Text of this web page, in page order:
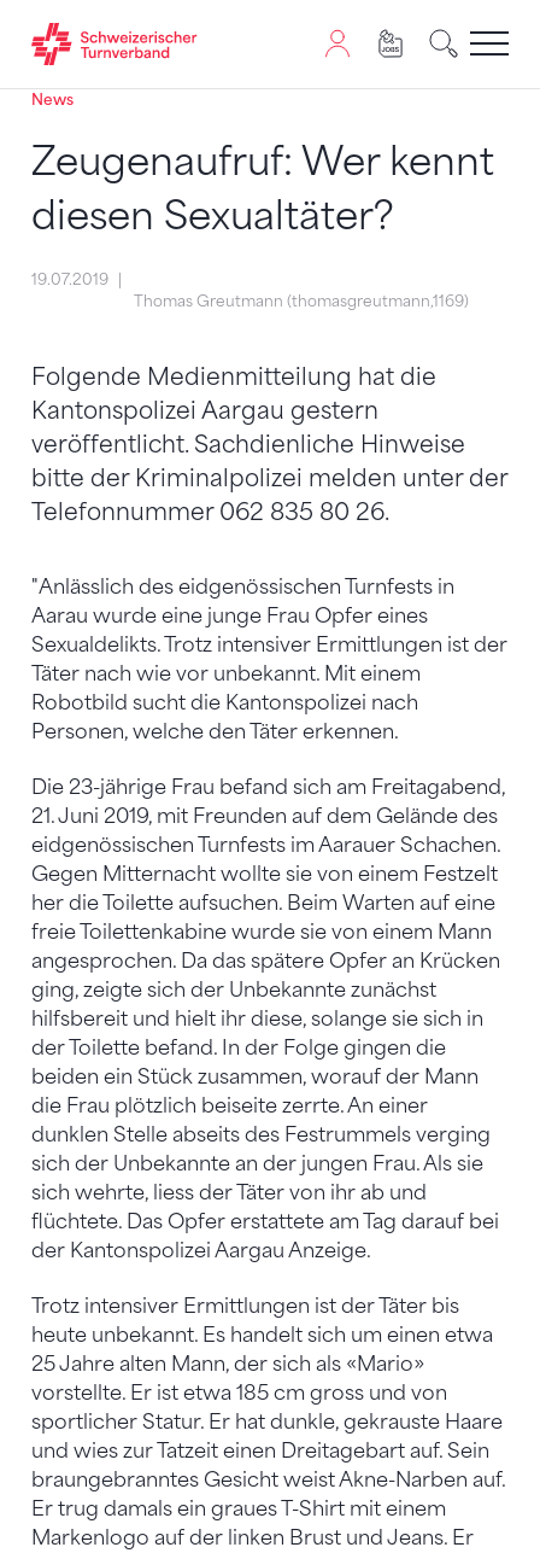
Zum Inhalt springen
Zur Sitemap navigieren
Zum Navigieren dieser Seite wird JavaScript benötigt.
News
Zeugenaufruf: Wer kennt
diesen Sexualtäter?
19.07.2019
Thomas Greutmann (thomasgreutmann,1169)
Folgende Medienmitteilung hat die
Kantonspolizei Aargau gestern
veröffentlicht. Sachdienliche Hinweise
bitte der Kriminalpolizei melden unter der
Telefonnummer 062 835 80 26.
"Anlässlich des eidgenössischen Turnfests in
Aarau wurde eine junge Frau Opfer eines
Sexualdelikts. Trotz intensiver Ermittlungen ist der
Täter nach wie vor unbekannt. Mit einem
Robotbild sucht die Kantonspolizei nach
Personen, welche den Täter erkennen.
Die 23-jährige Frau befand sich am Freitagabend,
21. Juni 2019, mit Freunden auf dem Gelände des
eidgenössischen Turnfests im Aarauer Schachen.
Gegen Mitternacht wollte sie von einem Festzelt
her die Toilette aufsuchen. Beim Warten auf eine
freie Toilettenkabine wurde sie von einem Mann
angesprochen. Da das spätere Opfer an Krücken
ging, zeigte sich der Unbekannte zunächst
hilfsbereit und hielt ihr diese, solange sie sich in
der Toilette befand. In der Folge gingen die
beiden ein Stück zusammen, worauf der Mann
die Frau plötzlich beiseite zerrte. An einer
dunklen Stelle abseits des Festrummels verging
sich der Unbekannte an der jungen Frau. Als sie
sich wehrte, liess der Täter von ihr ab und
flüchtete. Das Opfer erstattete am Tag darauf bei
der Kantonspolizei Aargau Anzeige.
Trotz intensiver Ermittlungen ist der Täter bis
heute unbekannt. Es handelt sich um einen etwa
25 Jahre alten Mann, der sich als «Mario»
vorstellte. Er ist etwa 185 cm gross und von
sportlicher Statur. Er hat dunkle, gekrauste Haare
und wies zur Tatzeit einen Dreitagebart auf. Sein
braungebranntes Gesicht weist Akne-Narben auf.
Er trug damals ein graues T-Shirt mit einem
Markenlogo auf der linken Brust und Jeans. Er